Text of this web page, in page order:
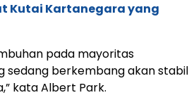
Kutai Kartanegara yang
pada mayoritas
sedang berkembang akan stabil
kata Albert Park.